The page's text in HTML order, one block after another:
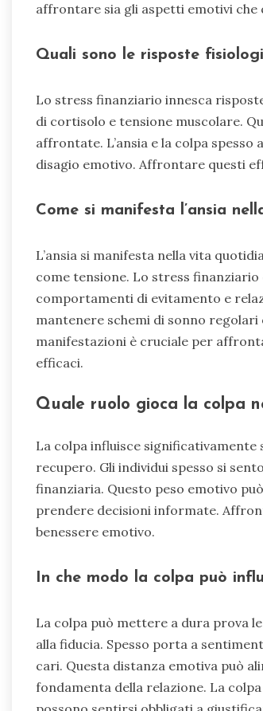
affrontare sia gli aspetti emotivi che
Quali sono le risposte
Lo stress finanziario innesca
di cortisolo e tensione muscolare.
affrontate. L’ansia e la colpa
disagio emotivo. Affrontare questi
Come si manifesta l’ansia
L’ansia si manifesta nella vita
come tensione. Lo stress
comportamenti di evitamento e
mantenere schemi di sonno regolari
manifestazioni è cruciale per
efficaci.
Quale ruolo gioca la colpa
La colpa influisce
recupero. Gli individui spesso si
finanziaria. Questo peso emotivo
prendere decisioni informate.
benessere emotivo.
In che modo la colpa può
La colpa può mettere a dura prova
alla fiducia. Spesso porta a
cari. Questa distanza emotiva può
fondamenta della relazione. La